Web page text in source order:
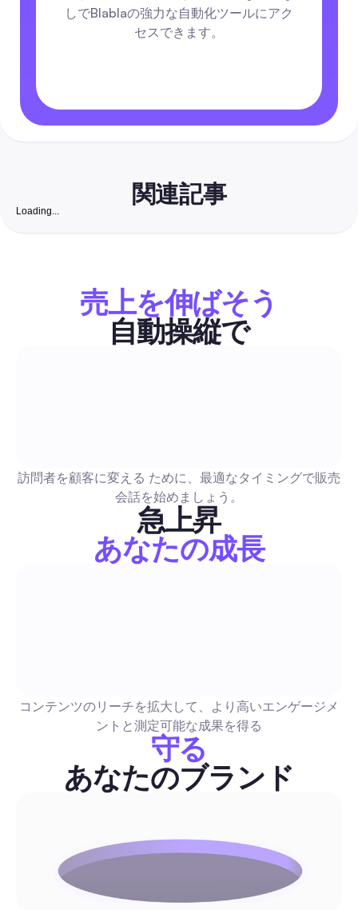
しでBlablaの強力な自動化ツールにアク
セスできます。
関連記事
ント、保存、DM）に結びついた繰り返し使える字幕の公式を
ょう。さらに、A/BテストやCTAスクリプトも含まれています
な例、自動化の設計図（コメント返信、DMファネル、モデレ
ン）、測定チェックリストも提供され、字幕を活用したエンゲ
販売とリード生成
リーチワークフロー
クリエイター向けの購入ガイドには、英国の料金（月額および
間）、InMailクレジットの内訳、およびクリエイター、ソーシ
ージャー、セールスプロ、リクルーター向けのシナリオベース
セージごとの費用対効果が含まれています。安全チェックリス
LinkedIn Premiumの購入、組み合わせ、またはスキップをして
リーチを安全に拡大するためのステップバイステップのハイブ
販売とリード生成
スケジュールワークフロー、DMファネル、正確な指標、時間
て視聴者をリードに変えるための完成済みストーリーテンプレ
インスタグラムストーリーズビュー: 2026年完全ガ
エンゲージメントを高め、視聴者をリードに変えるた
術と自動化
優先された戦術、コピーのテンプレート、A/Bテストのアイデ
を含む実験主導のチェックリストに加え、アウトリーチを安全
Loading...
売上を伸ばそう
自動操縦で
訪問者を顧客に変える ために、最適なタイミングで販売
会話を始めましょう。
急上昇
あなたの成長
コンテンツのリーチを拡大して、より高いエンゲージメ
ントと測定可能な成果を得る
守る
あなたのブランド